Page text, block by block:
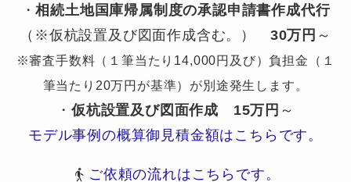
・相続土地国庫帰属制度の承認申請書作成代行
（※仮杭設置及び図面作成含む。） 30万円 ～
※審査手数料（１筆当たり14,000円及び）負担金（１
筆当たり20万円が基準）が別途発生します。
・ 仮杭設置及び図面作成 15万円 ～
モデル事例の概算御見積金額はこちらです。
ご依頼の流れはこちらです。